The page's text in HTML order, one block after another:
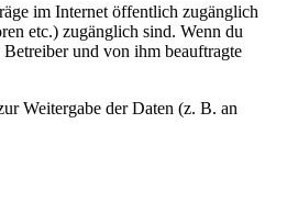
im Internet öffentlich zugänglich
etc.) zugänglich sind. Wenn du
und von ihm beauftragte
Weitergabe der Daten (z. B. an